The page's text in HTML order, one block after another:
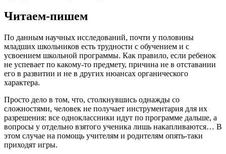
Читаем-пишем
По данным научных исследований, почти у половины
младших школьников есть трудности с обучением и с
усвоением школьной программы. Как правило, если ребенок
не успевает по какому-то предмету, причина не в отставании
его в развитии и не в других нюансах органического
характера.
Просто дело в том, что, столкнувшись однажды со
сложностями, человек не получает инструментария для их
разрешения: все одноклассники идут по программе дальше, а
вопросы у отдельно взятого ученика лишь накапливаются… В
этом случае на помощь учителям и родителям опять-таки
приходят игры.